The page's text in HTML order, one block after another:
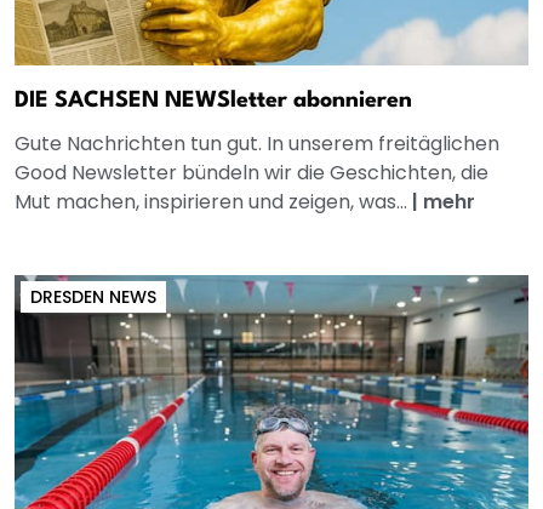
DIE SACHSEN NEWSletter abonnieren
Gute Nachrichten tun gut. In unserem freitäglichen
Good Newsletter bündeln wir die Geschichten, die
Mut machen, inspirieren und zeigen, was... | mehr
DRESDEN NEWS